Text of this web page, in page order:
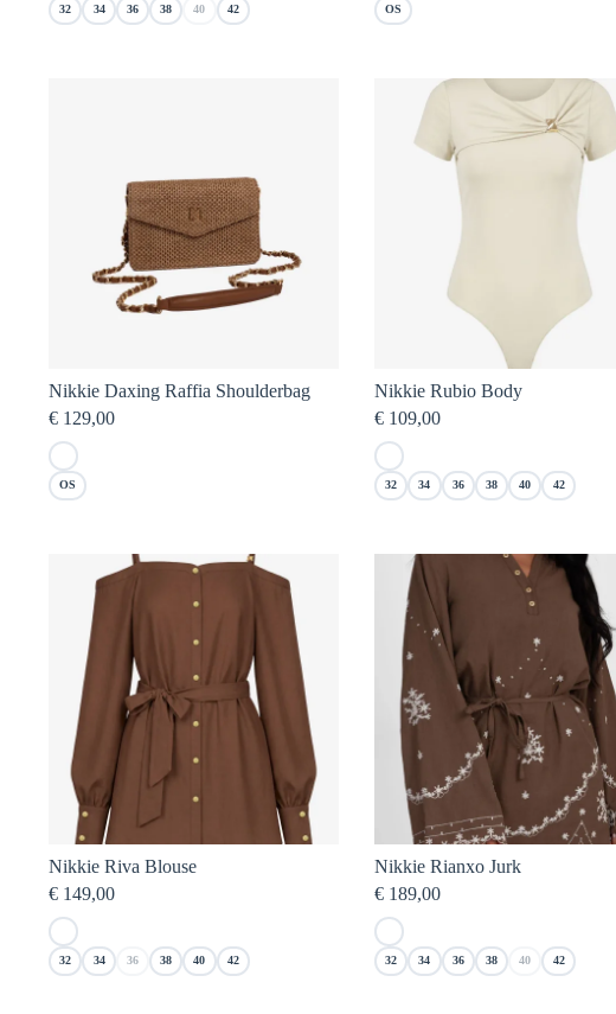
32 34 36 38 40 42 OS
Nikkie Daxing Raffia Shoulderbag
€ 129,00
OS
Nikkie Rubio Body
€ 109,00
32 34 36 38 40 42
Nikkie Riva Blouse
€ 149,00
32 34 36 38 40 42
Nikkie Rianxo Jurk
€ 189,00
32 34 36 38 40 42